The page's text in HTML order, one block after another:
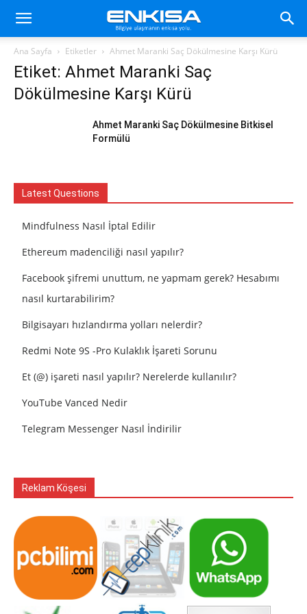
Ana Sayfa Etiketler Ahmet Maranki Saç Dökülmesine Karşı Kürü
Etiket: Ahmet Maranki Saç
Dökülmesine Karşı Kürü
Ahmet Maranki Saç Dökülmesine Bitkisel
Formülü
Latest Questions
Mindfulness Nasıl İptal Edilir
Ethereum madenciliği nasıl yapılır?
Facebook şifremi unuttum, ne yapmam gerek? Hesabımı
nasıl kurtarabilirim?
Bilgisayarı hızlandırma yolları nelerdir?
Redmi Note 9S -Pro Kulaklık İşareti Sorunu
Et (@) işareti nasıl yapılır? Nerelerde kullanılır?
YouTube Vanced Nedir
Telegram Messenger Nasıl İndirilir
Reklam Köşesi